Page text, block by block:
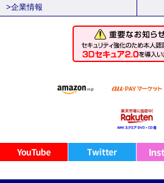
>企業情報